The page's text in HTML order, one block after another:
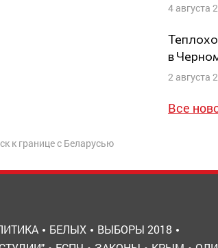
4 августа
в
2 августа
Все
к границе с Беларусью
БЕЛЫХ
ВЫБОРЫ 2018